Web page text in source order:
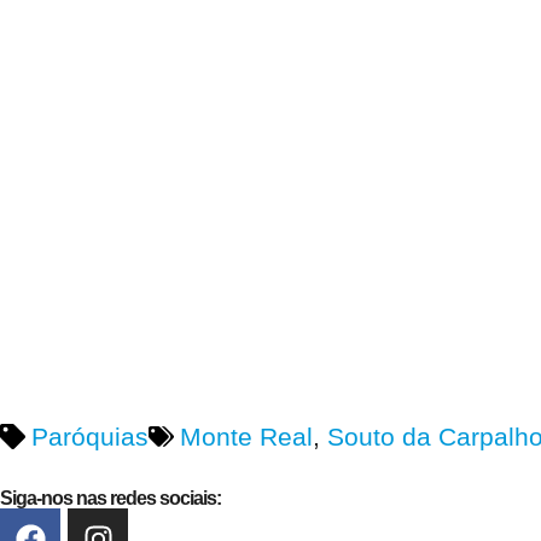
Paróquias Monte Real, Souto da
Siga-nos nas redes sociais: